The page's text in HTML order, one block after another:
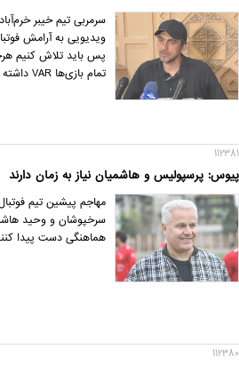
سرمربی تیم خیبر
ویدیویی به آرامش
پس باید تلاش کنیم
تمام بازی‌ها VAR داشته باشیم.
112381
پیوس: پرسپولیس و هاشمیان نیاز به زمان دارند
مهاجم پیشین تیم
سرخپوشان و وحید
هماهنگی دست پیدا
112380